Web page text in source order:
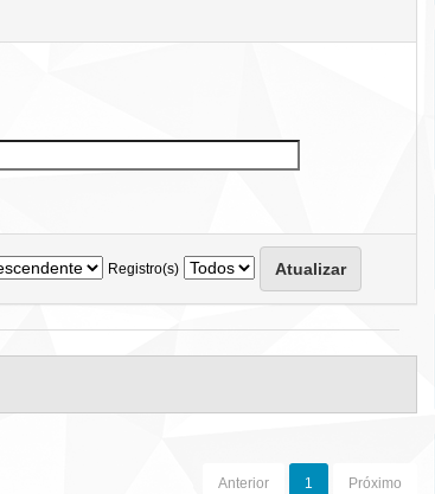
Registro(s)
Anterior 1 Próximo